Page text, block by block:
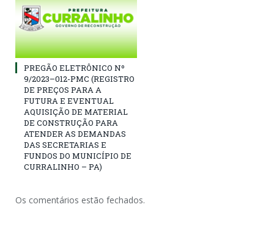
PREGÃO ELETRÔNICO Nº
9/2023–012-PMC (REGISTRO
DE PREÇOS PARA A
FUTURA E EVENTUAL
AQUISIÇÃO DE MATERIAL
DE CONSTRUÇÃO PARA
ATENDER AS DEMANDAS
DAS SECRETARIAS E
FUNDOS DO MUNICÍPIO DE
CURRALINHO – PA)
Os comentários estão fechados.